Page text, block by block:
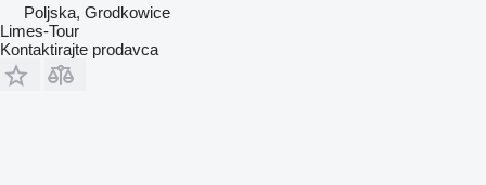
Poljska, Grodkowice
Limes-Tour
Kontaktirajte prodavca